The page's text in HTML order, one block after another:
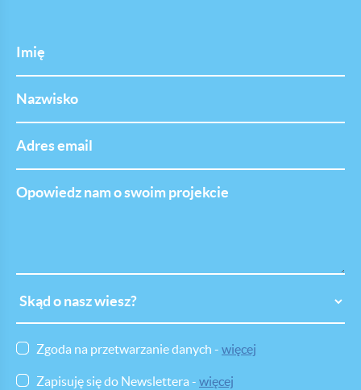
email
nam
o
nasz
wieszZgoda na przetwarzanie danych - więcej
Zapisuję się do Newslettera - więcej